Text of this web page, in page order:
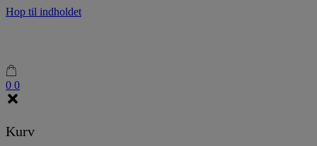
Hop til indholdet
0 0
Kurv